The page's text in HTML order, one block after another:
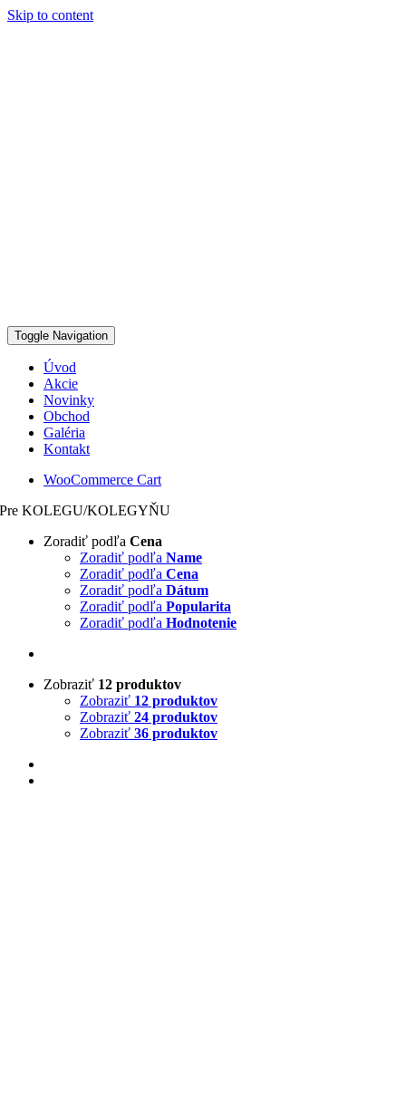
Skip to content
Toggle Navigation
Úvod
Akcie
Novinky
Obchod
Galéria
Kontakt
WooCommerce Cart
Pre KOLEGU/KOLEGYŇU
Zoradiť podľa Cena
Zoradiť podľa Name
Zoradiť podľa Cena
Zoradiť podľa Dátum
Zoradiť podľa Popularita
Zoradiť podľa Hodnotenie
Zobraziť 12 produktov
Zobraziť 12 produktov
Zobraziť 24 produktov
Zobraziť 36 produktov